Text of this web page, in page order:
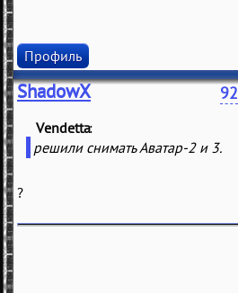
Профиль
ShadowX 92
Vendetta
решили снимать Аватар-2 и 3.
?